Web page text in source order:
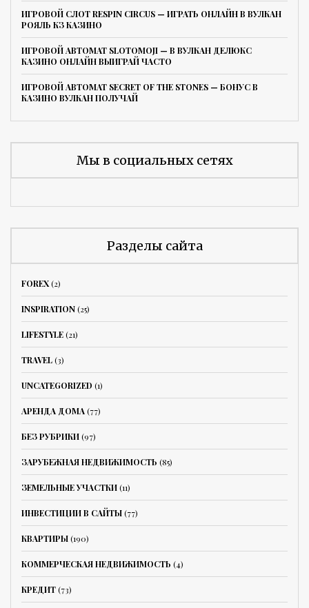
ИГРОВОЙ СЛОТ RESPIN CIRCUS — ИГРАТЬ ОНЛАЙН В ВУЛКАН
РОЯЛЬ КЗ КАЗИНО
ИГРОВОЙ АВТОМАТ SLOTOMOJI — В ВУЛКАН ДЕЛЮКС
КАЗИНО ОНЛАЙН ВЫИГРАЙ ЧАСТО
ИГРОВОЙ АВТОМАТ SECRET OF THE STONES — БОНУС В
КАЗИНО ВУЛКАН ПОЛУЧАЙ
Мы в социальных сетях
Разделы сайта
FOREX(2)
INSPIRATION(25)
LIFESTYLE(21)
TRAVEL(3)
UNCATEGORIZED (1)
АРЕНДА ДОМА(77)
БЕЗ РУБРИКИ(97)
ЗАРУБЕЖНАЯ НЕДВИЖИМОСТЬ (85)
ЗЕМЕЛЬНЫЕ УЧАСТКИ(11)
ИНВЕСТИЦИИ В САЙТЫ(77)
КВАРТИРЫ(190)
КОММЕРЧЕСКАЯ НЕДВИЖИМОСТЬ (4)
КРЕДИТ(73)